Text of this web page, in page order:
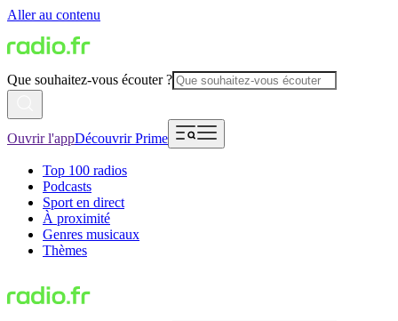
Aller au contenu
Que souhaitez-vous écouter ?
Ouvrir l'appDécouvrir Prime
Top 100 radios
Podcasts
Sport en direct
À proximité
Genres musicaux
Thèmes